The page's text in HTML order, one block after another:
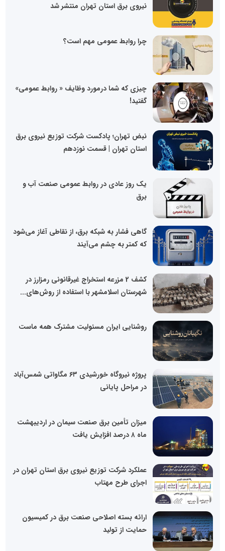
نیروی برق استان تهران منتشر شد
چرا روابط عمومی مهم است؟
چیزی که شما درمورد وظایف « روابط عمومی»
گفتید!
نبض تهران؛ پادکست شرکت توزیع نیروی برق
استان تهران | قسمت نوزدهم
یک روز عادی در روابط عمومی صنعت آب و
برق
گاهی فشار به شبکه برق، از نقاطی آغاز می‌شود
که کمتر به چشم می‌آیند
کشف 2 مزرعه استخراج غیرقانونی رمزارز در
شهرستان اسلامشهر با استفاده از روش‌های...
روشنایی ایران مسئولیت مشترک همه ماست
پروژه نیروگاه خورشیدی ۶۳ مگاواتی شمس‌آباد
در مراحل پایانی
میزان تأمین برق صنعت سیمان در اردیبهشت
ماه ۸ درصد افزایش یافت
عملکرد شرکت توزیع نیروی برق استان تهران در
اجرای طرح مهتاب
ارائه بسته اصلاحی صنعت برق در کمیسیون
حمایت از تولید